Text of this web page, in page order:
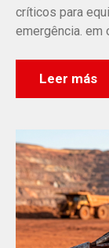
críticos para
emergência. em
Leer más